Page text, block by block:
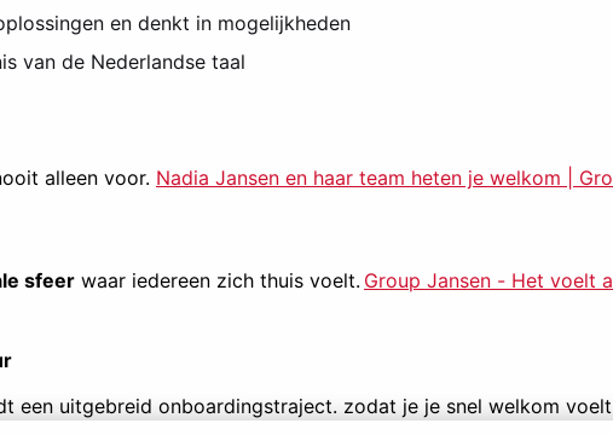
en denkt in mogelijkheden
van de Nederlandse taal
alleen voor. Nadia Jansen en haar team heten je welkom |
sfeer waar iedereen zich thuis voelt. Group Jansen - Het voelt
een uitgebreid onboardingstraject. zodat je je snel welkom